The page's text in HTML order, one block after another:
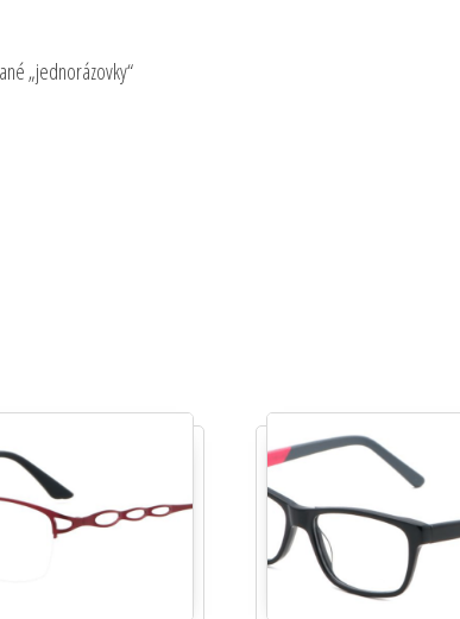
„jednorázovky“